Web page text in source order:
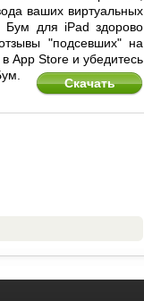
ваших виртуальных
Бум для iPad здорово
"подсевших" на
App Store и убедитесь
Скачать